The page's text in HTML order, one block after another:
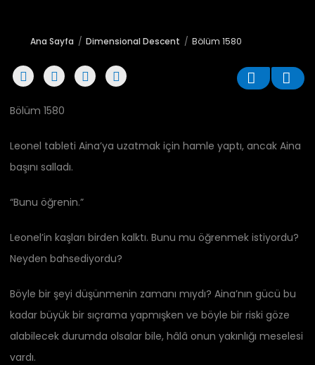
Ana Sayfa Dimensional Descent Bölüm 1580
Bölüm 1580
Leonel tableti Aina’ya uzatmak için hamle yaptı, ancak Aina
başını salladı.
“Bunu öğrenin.”
Leonel’in kaşları birden kalktı. Bunu mu öğrenmek istiyordu?
Neyden bahsediyordu?
Böyle bir şeyi düşünmenin zamanı mıydı? Aina’nın gücü bu
kadar büyük bir sıçrama yapmışken ve böyle bir riski göze
alabilecek durumda olsalar bile, hâlâ onun yakınlığı meselesi
vardı.